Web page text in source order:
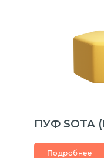
ПУФ SOTA
Подробнее